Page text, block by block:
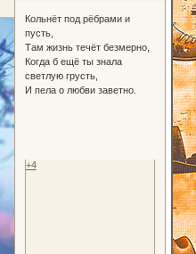
Кольнёт под рёбрами и
пусть,
Там жизнь течёт безмерно,
Когда б ещё ты знала
светлую грусть,
И пела о любви заветно.
+4